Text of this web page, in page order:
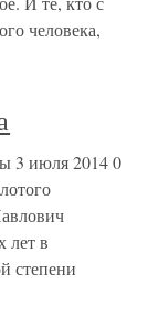
человека,
3 июля 2014 0
лет в
степени